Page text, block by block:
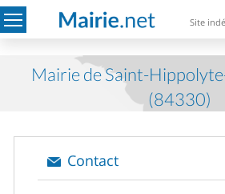
Site
Mairie de Saint-
(84330)
Contact